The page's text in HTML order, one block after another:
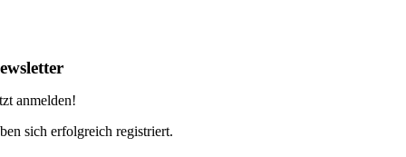
anmelden!
sich erfolgreich registriert.